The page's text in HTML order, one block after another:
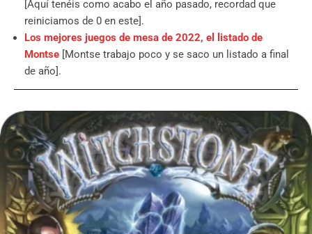
[Aquí tenéis como acabo el año pasado, recordad que
reiniciamos de 0 en este].
Los mejores juegos de mesa de 2022, el listado de
Montse [Montse trabajo poco y se saco un listado a final
de año].